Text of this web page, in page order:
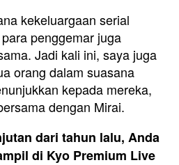
kekeluargaan serial
penggemar juga
Jadi kali ini, saya juga
orang dalam suasana
kepada mereka,
dengan Mirai.
dari tahun lalu, Anda
di Kyo Premium Live